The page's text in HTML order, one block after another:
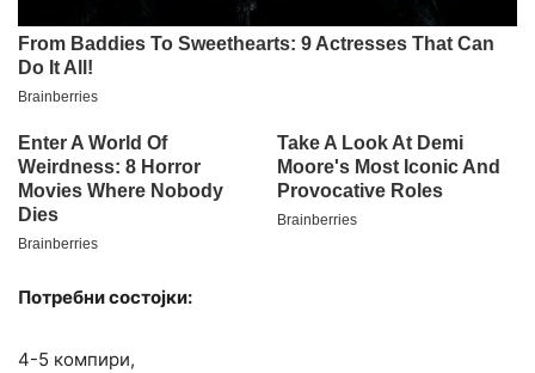
Потребни состојки:
4-5 компири,